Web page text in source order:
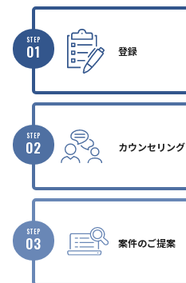
STEP
01 登録
STEP
02 カウンセリング
STEP
03 案件のご提案